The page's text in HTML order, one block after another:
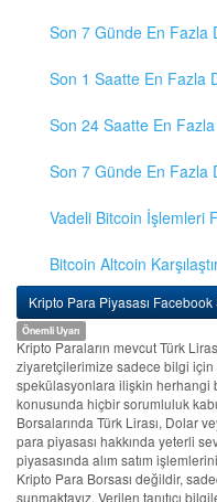
Son 7 Günde En Fazla
Son 1 Saatte En Fazla
Son 24 Saatte En
Son 7 Günde En Fazla
Vadeli Bitcoin İşlemleri
Bitcoin Altcoin
Kripto Para Piyasası Facebook
Önemli Uyarı
Kripto Paraların mevcut Türk
ziyaretçilerimize sadece bilgi
spekülasyonlara ilişkin herhangi
konusunda hiçbir sorumluluk
Borsalarında Türk Lirası, Dolar
para piyasası hakkında yeterli
piyasasında alım satım
Kripto Para Borsası değildir,
sunmaktayız. Verilen tanıtıcı